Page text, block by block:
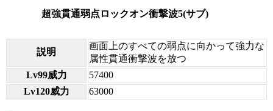
超強貫通弱点ロックオン衝撃波5(サブ)
説明
画面上のすべての弱点に向かって強力な
属性貫通衝撃波を放つ
Lv99威力
57400
Lv120威力
63000